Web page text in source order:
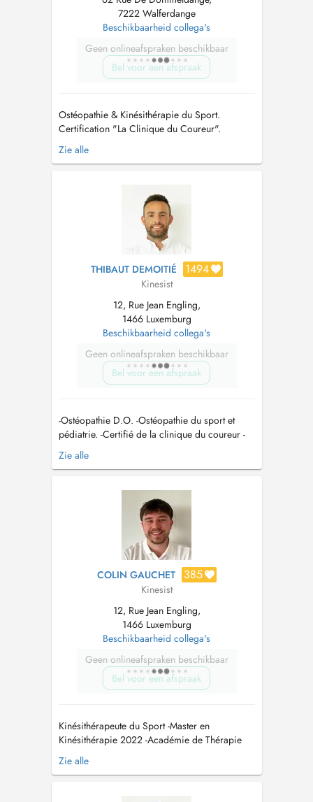
7222 Walferdange
Beschikbaarheid collega's
Geen onlineafspraken beschikbaar
Bel voor een afspraak
Ostéopathie & Kinésithérapie du Sport.
Certification "La Clinique du Coureur".
Préparation mentale. Formations prévention
santé dans le sport et en entreprise.
Kinésithérapeute du Sport. Veuillez prendre
Zie alle
THIBAUT DEMOITIÉ 1494
Kinesist
12, Rue Jean Engling,
1466 Luxemburg
Beschikbaarheid collega's
Geen onlineafspraken beschikbaar
Bel voor een afspraak
-Ostéopathie D.O. -Ostéopathie du sport et
pédiatrie. -Certifié de la clinique du coureur -
Thérapie Manuelle du sport ( crochetage,
ventouse,...) mail:
Zie alle
COLIN GAUCHET 385
Kinesist
12, Rue Jean Engling,
1466 Luxemburg
Beschikbaarheid collega's
Geen onlineafspraken beschikbaar
Bel voor een afspraak
Kinésithérapeute du Sport -Master en
Kinésithérapie 2022 -Académie de Thérapie
Manuelle et Sportive -Ostéoéthiopathie -Dry
Needling - Triggerpoints -ATM -Cupping
Zie alle